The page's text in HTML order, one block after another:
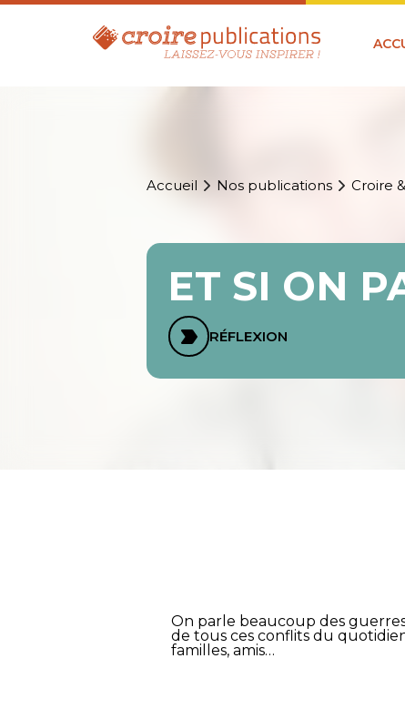
Accueil Nos publications Croire
ET SI ON
RÉFLEXION
On parle beaucoup des
de tous ces conflits du
familles, amis…